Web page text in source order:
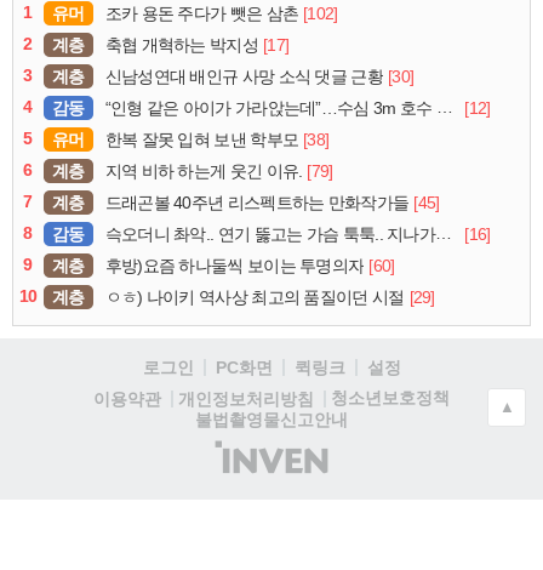
1 유머 조카 용돈 주다가 뺏은 삼촌 [102]
2
계층 축협 개혁하는 박지성 [17]
3
계층 신남성연대 배인규 사망 소식 댓글 근황 [30]
4
감동 “인형 같은 아이가 가라앉는데”…수심 3m 호수 뛰어든 60대 의인
[12]
5
유머 한복 잘못 입혀 보낸 학부모 [38]
6
계층 지역 비하 하는게 웃긴 이유. [79]
7
계층 드래곤볼 40주년 리스펙트하는 만화작가들 [45]
8
감동 슥오더니 촤악.. 연기 뚫고는 가슴 툭툭.. 지나가던 아재의 정체
[16]
9
계층 후방)요즘 하나둘씩 보이는 투명의자 [60]
10
계층 ㅇㅎ) 나이키 역사상 최고의 품질이던 시절 [29]
로그인 PC화면 퀵링크
설정
이용약관
개인정보처리방침
청소년보호정책
불법촬영물신고안내
(주)
인
▲